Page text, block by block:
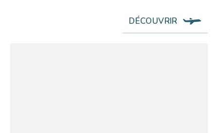
DÉCOUVRIR